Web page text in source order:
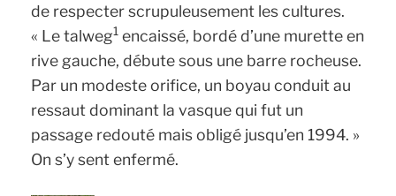
de respecter scrupuleusement les cultures.
« Le talweg1 encaissé, bordé d’une murette en
rive gauche, débute sous une barre rocheuse.
Par un modeste orifice, un boyau conduit au
ressaut dominant la vasque qui fut un
passage redouté mais obligé jusqu’en 1994. »
On s’y sent enfermé.